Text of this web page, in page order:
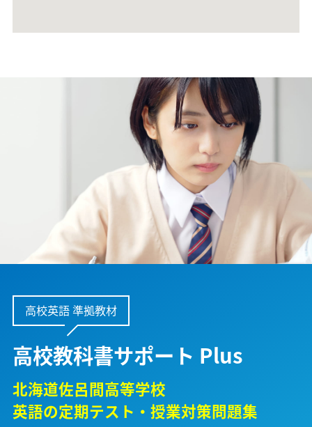
高校英語 準拠教材
高校教科書サポート Plus
北海道佐呂間高等学校
英語の定期テスト・授業対策問題集